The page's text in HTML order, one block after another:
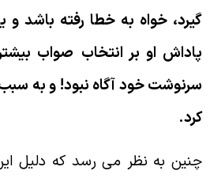
خواه به خطا رفته باشد و
او بر انتخاب صواب بيشتر
خود آگاه نبود! و به سبب
به نظر مى رسد كه دليل